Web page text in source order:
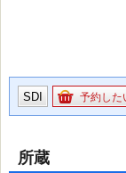
SDI 予約した
所蔵